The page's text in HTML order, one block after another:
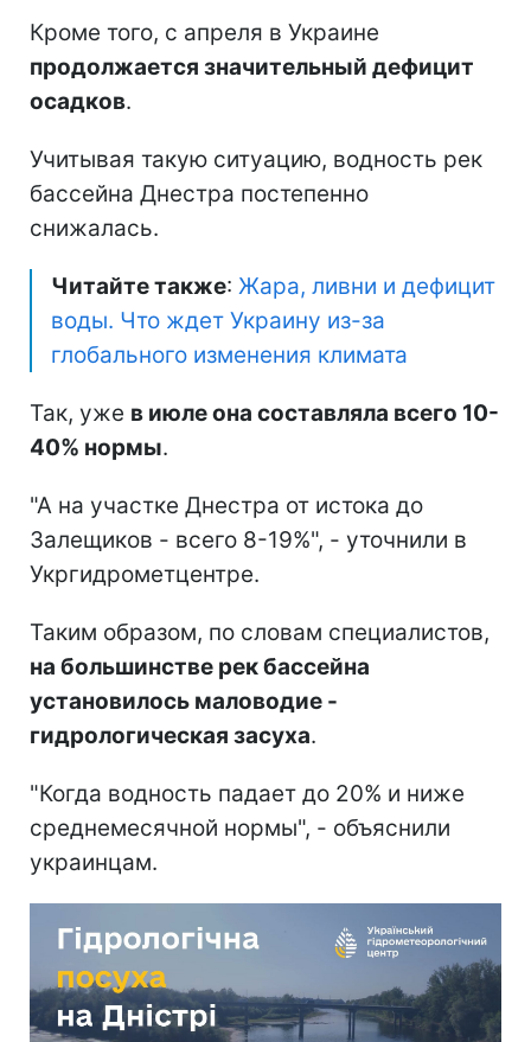
Кроме того, с апреля в Украине
продолжается значительный дефицит
осадков.
Учитывая такую ситуацию, водность рек
бассейна Днестра постепенно
снижалась.
Читайте также: Жара, ливни и дефицит
воды. Что ждет Украину из-за
глобального изменения климата
Так, уже в июле она составляла всего 10-
40% нормы.
"А на участке Днестра от истока до
Залещиков - всего 8-19%", - уточнили в
Укргидрометцентре.
Таким образом, по словам специалистов,
на большинстве рек бассейна
установилось маловодие -
гидрологическая засуха.
"Когда водность падает до 20% и ниже
среднемесячной нормы", - объяснили
украинцам.